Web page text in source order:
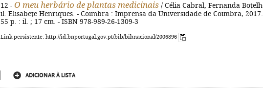
12 - O meu herbário de plantas medicinais / Célia Cabral, Fernanda
il. Elisabete Henriques. - Coimbra : Imprensa da Universidade de Coimbra,
55 p. : il. ; 17 cm. - ISBN 978-989-26-1309-3
Link persistente: http://id.bnportugal.gov.pt/bib/bibnacional/2006896
ADICIONAR À LISTA